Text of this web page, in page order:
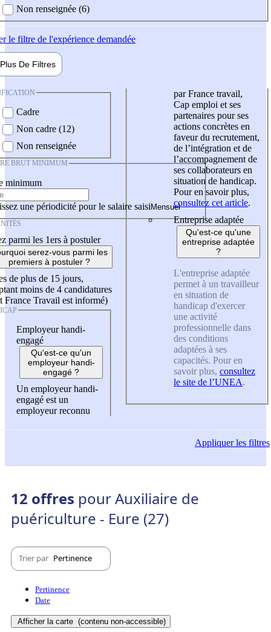
Non renseignée (6)
le filtre de l'expérience demandée
Plus De Filtres
Cadre
Non cadre (12)
Non renseignée
BRUT MINIMUM
minimum
une périodicité pour le salaire saisi
parmi les 1ers à postuler
serez-vous parmi les
premiers à postuler ?
de plus de 15 jours,
moins de 4 candidatures
France Travail est informé)
Employeur handi-
engagé
Qu'est-ce qu'un
employeur handi-
engagé ?
Un employeur handi-
engagé est un
employeur reconnu
par France travail,
Cap emploi et ses
partenaires pour ses
actions concrètes en
faveur du recrutement,
de l’intégration et de
l’accompagnement de
ses collaborateurs en
situation de handicap.
Pour en savoir plus,
consultez cet article.
Entreprise adaptée
Qu'est-ce qu'une
entreprise adaptée
?
L'entreprise adaptée
permet à un travailleur
en situation de
handicap d'exercer
une activité
professionnelle dans
des conditions
adaptées à ses
capacités. Pour en
savoir plus, consultez
le site de l’UNEA.
Appliquerles filtres
12 offres pour Auxiliaire de
puériculture - Eure (27)
Trier par Pertinence
Pertinence
Date
Afficher la carte (contenu non-accessible)